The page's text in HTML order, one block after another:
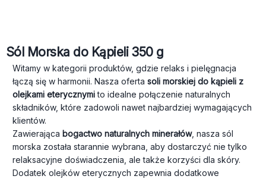
Sól Morska do Kąpieli 350 g
Witamy w kategorii produktów, gdzie relaks i pielęgnacja
łączą się w harmonii. Nasza oferta soli morskiej do kąpieli z
olejkami eterycznymito idealne połączenie naturalnych
składników, które zadowoli nawet najbardziej wymagających
klientów.
Zawierająca bogactwo naturalnych minerałów, nasza sól
morska została starannie wybrana, aby dostarczyć nie tylko
relaksacyjne doświadczenia, ale także korzyści dla skóry.
Dodatek olejków eterycznych zapewnia dodatkowe